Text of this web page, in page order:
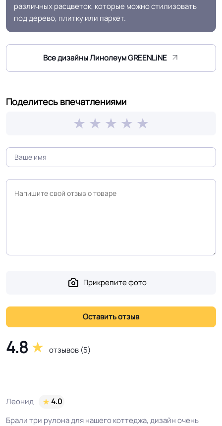
Шумоизоляция 16 Дб
Рулон
(max +27C)
Разрешено
стенам
Плинтус ПВХ
Производственная
площадка или завод
Россия
Крытое, сухое помещение.
Оттенок
различных расцветок, которые можно стилизовать
под дерево, плитку или паркет.
Все дизайны Линолеум GREENLiNE
4.8 отзывов (5)
Леонид
4.0
Брали три рулона для нашего коттеджа, дизайн очень
Поделитесь впечатлениями
Прикрепите фото